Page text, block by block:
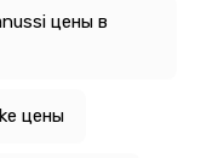
цены в
цены